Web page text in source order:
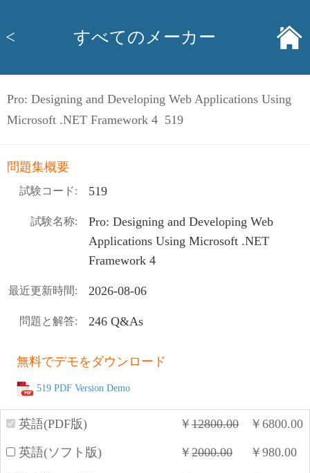
< すべてのメーカー
Pro: Designing and Developing Web Applications Using
Microsoft .NET Framework 4 519
問題集概要
試験コード: 519
試験名称:
Pro: Designing and Developing Web
Applications Using Microsoft .NET
Framework 4
最近更新時間: 2026-08-06
問題と解答: 246 Q&As
無料でデモをダウンロード
519 PDF Version Demo
英語(PDF版) ￥ 12800.00 ￥ 6800.00
英語(ソフト版) ￥ 2000.00 ￥ 980.00